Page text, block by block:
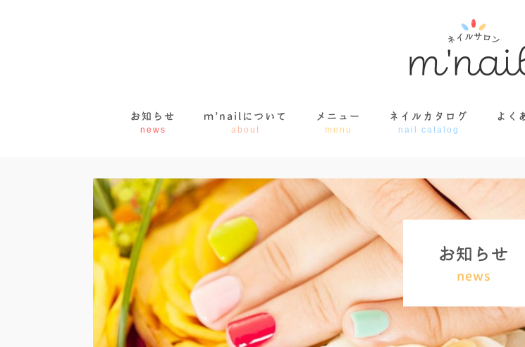
お知らせ
news
ｍ’nailについて
about
メニュー
menu
ネイルカタログ
nail catalog
よく
お知 らせ
news